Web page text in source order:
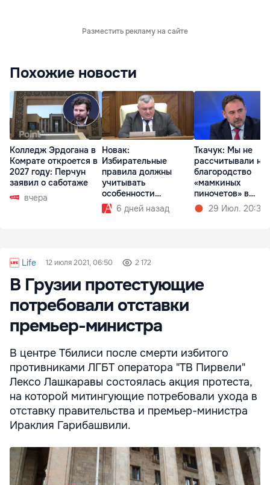
Разместить рекламу на сайте
Похожие новости
Колледж Эрдогана в
Комрате откроется в
2027 году: Перчун
заявил о саботаже
вчера
Новак:
Избирательные
правила должны
учитывать
особенности
Гагаузии
6 дней назад
Ткачук: Мы не
рассчитывали на
благородство
«мамкиных
пиночетов» в
правительстве
29 Июл. 20:36
Life 12 июля 2021, 06:50 2 172
В Грузии протестующие
потребовали отставки
премьер-министра
В центре Тбилиси после смерти избитого
противниками ЛГБТ оператора "ТВ Пирвели"
Лексо Лашкаравы состоялась акция протеста,
на которой митингующие потребовали ухода в
отставку правительства и премьер-министра
Ираклия Гарибашвили.